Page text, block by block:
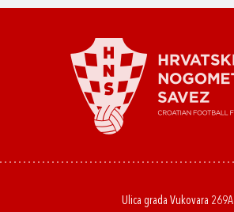
Ulica grada Vukovara 269A